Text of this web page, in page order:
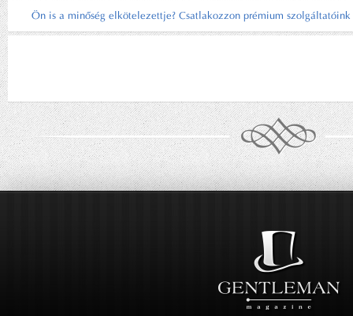
Ön is a minőség elkötelezettje? Csatlakozzon prémium